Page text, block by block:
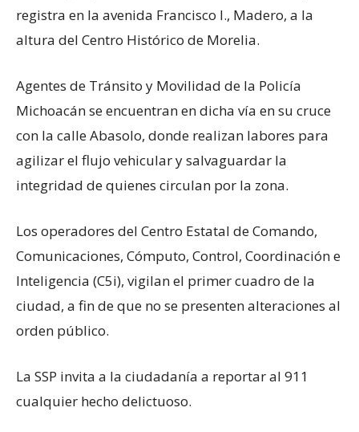
registra en la avenida Francisco I., Madero, a la
altura del Centro Histórico de Morelia.
Agentes de Tránsito y Movilidad de la Policía
Michoacán se encuentran en dicha vía en su cruce
con la calle Abasolo, donde realizan labores para
agilizar el flujo vehicular y salvaguardar la
integridad de quienes circulan por la zona.
Los operadores del Centro Estatal de Comando,
Comunicaciones, Cómputo, Control, Coordinación e
Inteligencia (C5i), vigilan el primer cuadro de la
ciudad, a fin de que no se presenten alteraciones al
orden público.
La SSP invita a la ciudadanía a reportar al 911
cualquier hecho delictuoso.